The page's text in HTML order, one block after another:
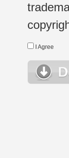
I Agree